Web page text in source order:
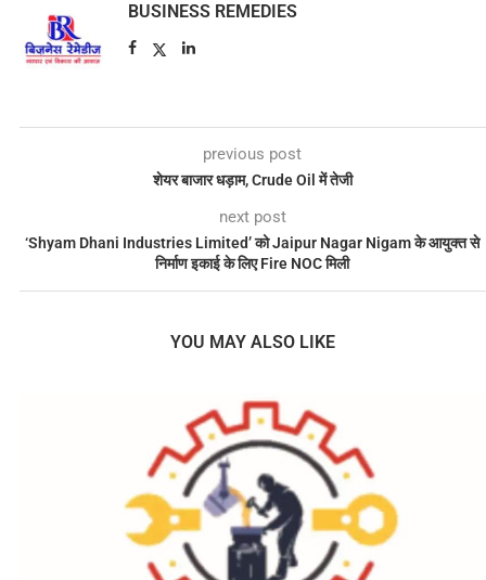
BUSINESS REMEDIES
previous post
शेयर बाजार धड़ाम, Crude Oil में तेजी
next post
‘Shyam Dhani Industries Limited’ को Jaipur Nagar Nigam के आयुक्त से
निर्माण इकाई के लिए Fire NOC मिली
YOU MAY ALSO LIKE